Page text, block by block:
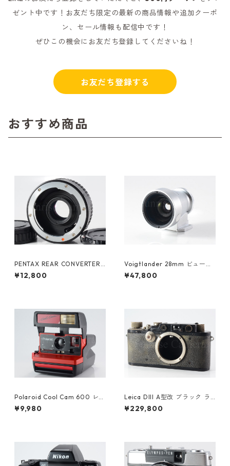
ゼント中です！お友だち限定の最新の商品情報や追加クーポ
ン、セール情報も配信中です！
ぜひこの機会にお友だち登録してくださいね！
お友だち登録する
おすすめ商品
PENTAX REAR CONVERTER
K T6-2X ペンタックス (6138
9)
¥12,800
Voigtlander 28mm ビューフ
ァインダー フォクトレンダー
(23621)
¥47,800
Polaroid Cool Cam 600 レッ
¥9,980
Leica DIII A型改 ブラック ラ
イカ (61478)
¥229,800